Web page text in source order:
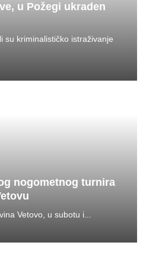
u Požegi ukraden
su kriminalističko istraživanje
nogometnog turnira
Vetovo, u subotu i...